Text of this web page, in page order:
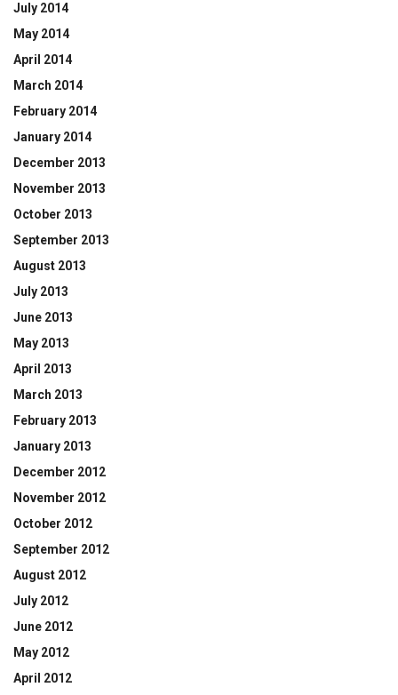
July 2014
May 2014
April 2014
March 2014
February 2014
January 2014
December 2013
November 2013
October 2013
September 2013
August 2013
July 2013
June 2013
May 2013
April 2013
March 2013
February 2013
January 2013
December 2012
November 2012
October 2012
September 2012
August 2012
July 2012
June 2012
May 2012
April 2012